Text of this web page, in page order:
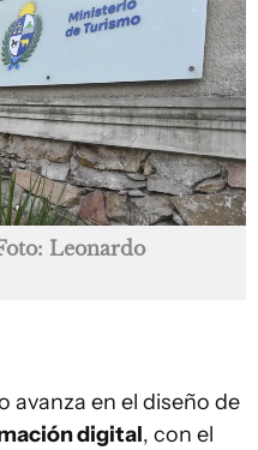
Leonardo
en el diseño de
digital, con el